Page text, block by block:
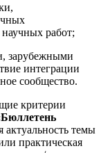
работ;
зарубежными
интеграции
сообщество.
критерии
актуальность темы
практическая